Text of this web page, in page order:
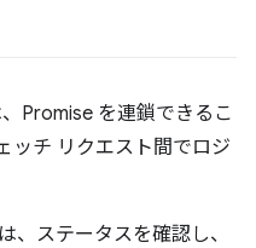
Promise を連鎖できるこ
ッチ リクエスト間でロジ
、ステータスを確認し、